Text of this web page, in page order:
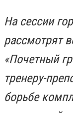
На сессии
рассмотрят
«Почетный
тренеру-
борьбе